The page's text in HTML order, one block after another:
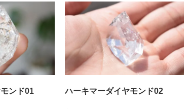
ンド01 ハーキマーダイヤモンド02